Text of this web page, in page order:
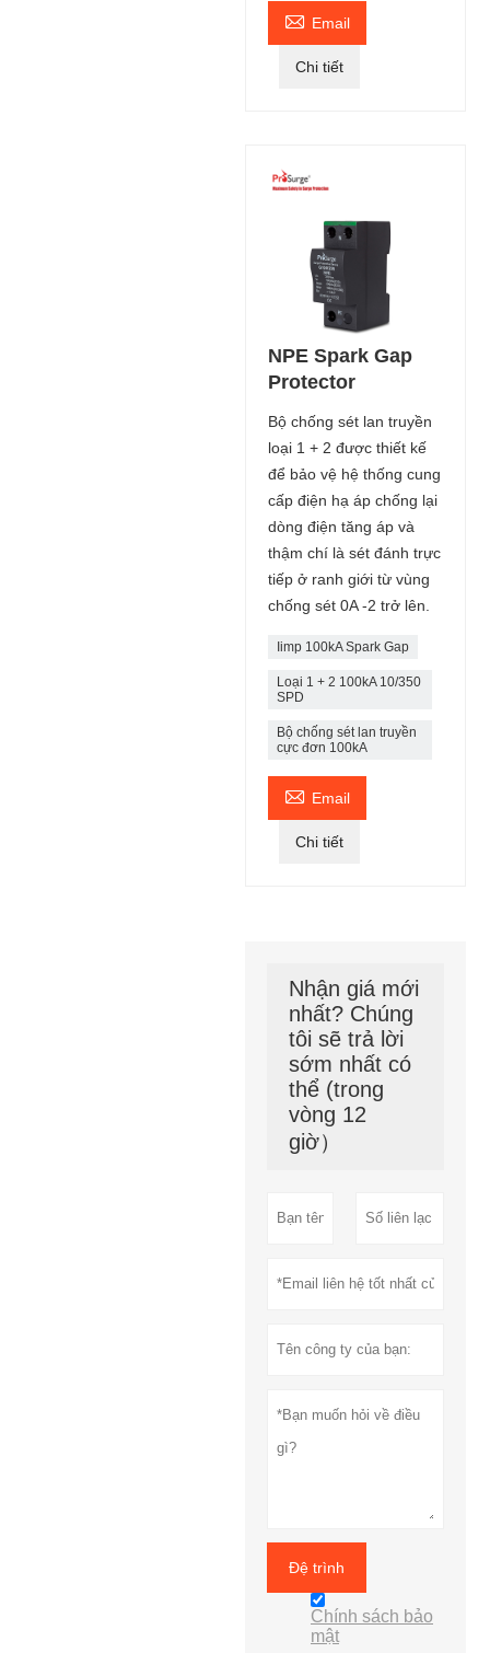
 Email
Chi tiết
NPE Spark Gap
Protector
Bộ chống sét lan truyền
loại 1 + 2 được thiết kế
để bảo vệ hệ thống cung
cấp điện hạ áp chống lại
dòng điện tăng áp và
thậm chí là sét đánh trực
tiếp ở ranh giới từ vùng
chống sét 0A -2 trở lên.
Iimp 100kA Spark Gap
Loại 1 + 2 100kA 10/350
SPD
Bộ chống sét lan truyền
cực đơn 100kA
 Email
Chi tiết
Nhận giá mới
nhất? Chúng
tôi sẽ trả lời
sớm nhất có
thể (trong
vòng 12
giờ）
Đệ trình
Chính sách bảo
mật